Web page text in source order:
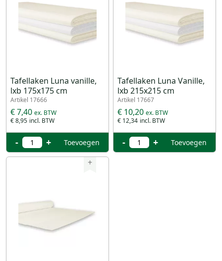
Tafellaken Luna vanille,
lxb 175x175 cm
Artikel 17666
€ 8,95
€ 7,40
- + Toevoegen
Tafellaken Luna Vanille,
lxb 215x215 cm
Artikel 17667
€ 12,34
€ 10,20
- + Toevoegen
+